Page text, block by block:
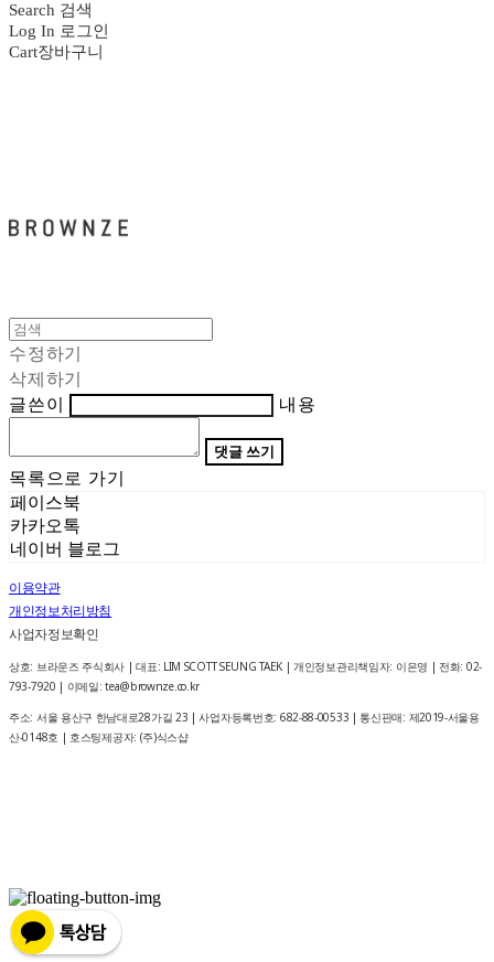
Search 검색
Log In 로그인
Cart장바구니
수정하기
삭제하기
글쓴이
내용
댓글 쓰기
목록으로 가기
페이스북
카카오톡
네이버 블로그
이용약관
개인정보처리방침
사업자정보확인
상호: 브라운즈 주식회사 | 대표: LIM SCOTT SEUNG TAEK | 개인정보관리책임자: 이은영 | 전화: 02-
793-7920 | 이메일: tea@brownze.co.kr
주소: 서울 용산구 한남대로28가길 23 | 사업자등록번호: 682-88-00533 | 통신판매: 제2019-서울용
산-0148호 | 호스팅제공자: (주)식스샵